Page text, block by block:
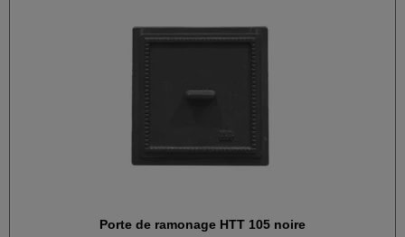
Aperçu rapide
Porte de ramonage HTT 105 noire